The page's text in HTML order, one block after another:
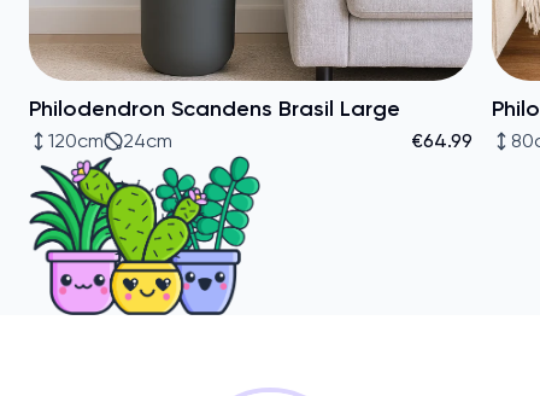
Philodendron Scandens Brasil Large
120cm 24cm €64.99